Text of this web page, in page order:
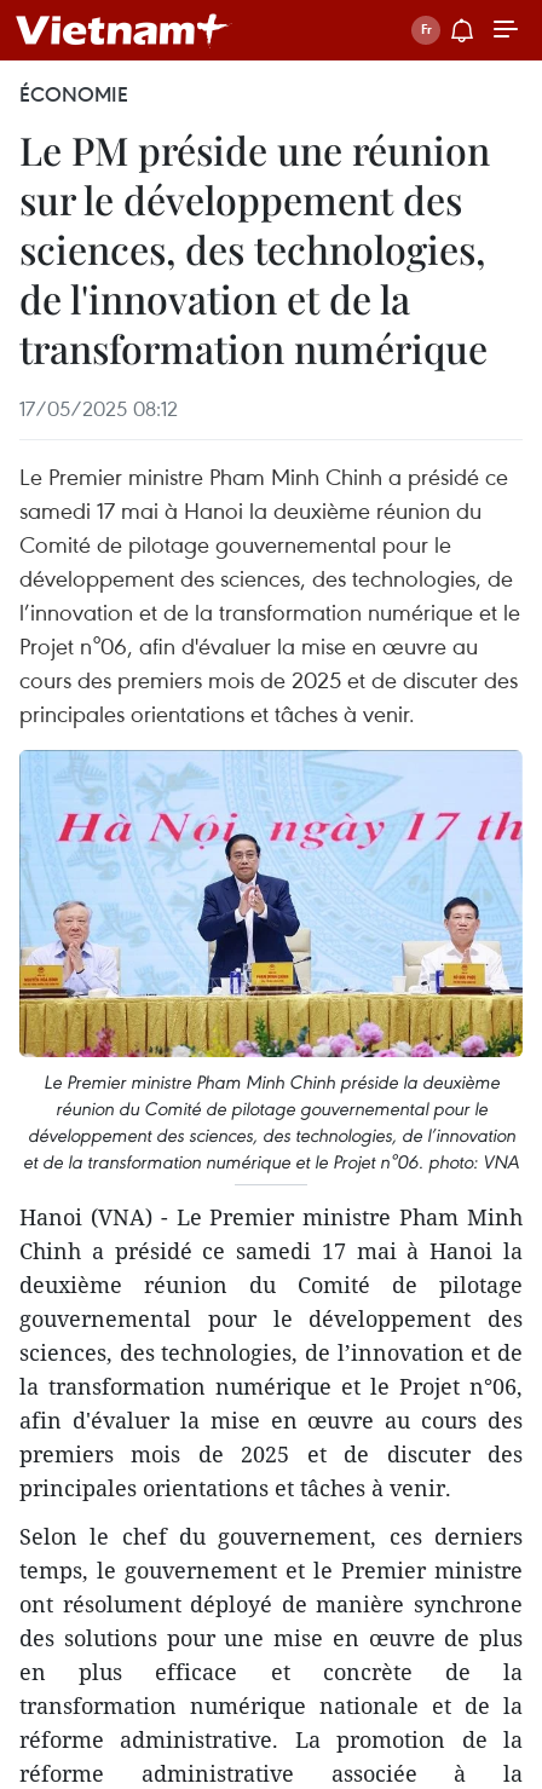
ÉCONOMIE
Le PM préside une réunion
sur le développement des
sciences, des technologies,
de l'innovation et de la
transformation numérique
17/05/2025 08:12
Le Premier ministre Pham Minh Chinh a présidé ce
samedi 17 mai à Hanoi la deuxième réunion du
Comité de pilotage gouvernemental pour le
développement des sciences, des technologies, de
l’innovation et de la transformation numérique et le
Projet n°06, afin d'évaluer la mise en œuvre au
cours des premiers mois de 2025 et de discuter des
principales orientations et tâches à venir.
Le Premier ministre Pham Minh Chinh préside la deuxième
réunion du Comité de pilotage gouvernemental pour le
développement des sciences, des technologies, de l’innovation
et de la transformation numérique et le Projet n°06. photo: VNA
Hanoi (VNA) - Le Premier ministre Pham Minh
Chinh a présidé ce samedi 17 mai à Hanoi la
deuxième réunion du Comité de pilotage
gouvernemental pour le développement des
sciences, des technologies, de l’innovation et de
la transformation numérique et le Projet n°06,
afin d'évaluer la mise en œuvre au cours des
premiers mois de 2025 et de discuter des
principales orientations et tâches à venir.
Selon le chef du gouvernement, ces derniers
temps, le gouvernement et le Premier ministre
ont résolument déployé de manière synchrone
des solutions pour une mise en œuvre de plus
en plus efficace et concrète de la
transformation numérique nationale et de la
réforme administrative. La promotion de la
réforme administrative associée à la